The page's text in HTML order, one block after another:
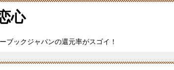
心
ブックジャパンの還元率がスゴイ！